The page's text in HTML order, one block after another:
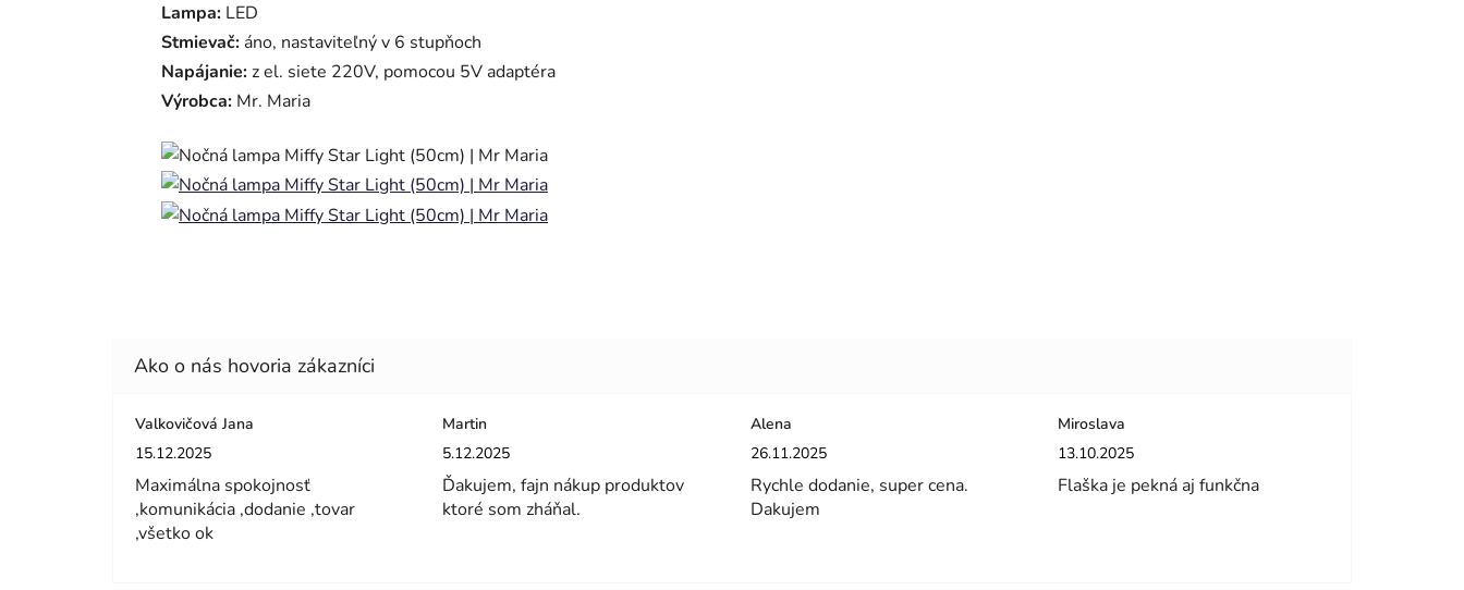
Lampa: LED
Stmievač: áno, nastaviteľný v 6 stupňoch
Napájanie:z el. siete 220V, pomocou 5V adaptéra
Výrobca: Mr. Maria
Valkovičová Jana
Hodnotenie obchodu je 5 z 5 hviezdičiek.
15.12.2025
Maximálna spokojnosť
,komunikácia ,dodanie ,tovar
,všetko ok
Martin
Hodnotenie obchodu je 5 z 5 hviezdičiek.
5.12.2025
Ďakujem, fajn nákup produktov
ktoré som zháňal.
Alena
Hodnotenie obchodu je 5 z 5 hviezdičiek.
26.11.2025
Rychle dodanie, super cena.
Dakujem
Miroslava
Hodnotenie obchodu je 5 z 5 hviezdičiek.
13.10.2025
Flaška je pekná aj funkčna